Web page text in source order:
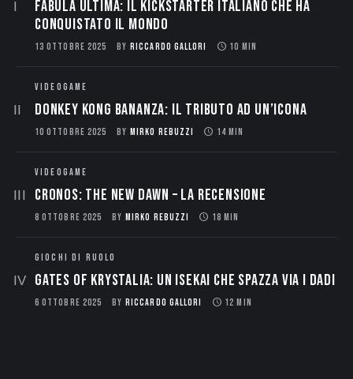
Fabula Ultima: il Kickstarter italiano che ha
conquistato il mondo
13 OTTOBRE 2025 BY RICCARDO GALLORI 10 MIN
VIDEOGAME
Donkey Kong Bananza: Il Tributo ad un’Icona
10 OTTOBRE 2025 BY MIRKO REBUZZI 14 MIN
VIDEOGAME
CRONOS: THE NEW DAWN – La Recensione
8 OTTOBRE 2025 BY MIRKO REBUZZI 18 MIN
GIOCHI DI RUOLO
Gates of Krystalia: Un Isekai che spazza via i dadi
6 OTTOBRE 2025 BY RICCARDO GALLORI 12 MIN